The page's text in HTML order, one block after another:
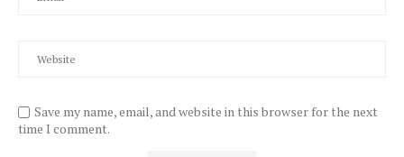
Save my name, email, and website in this browser for the next
time I comment.